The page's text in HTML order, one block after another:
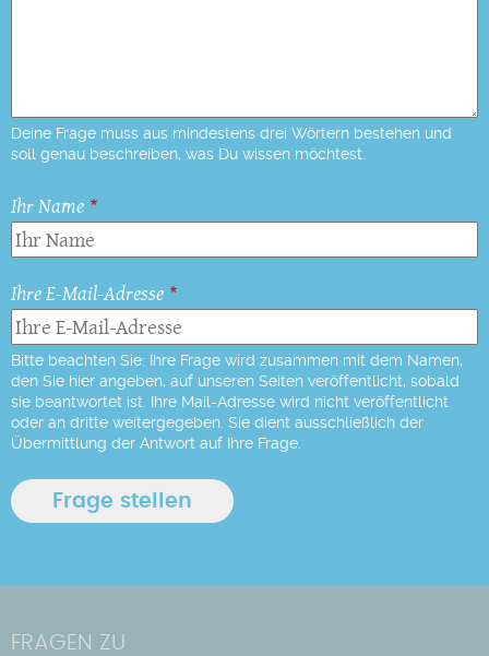
Deine Frage muss aus mindestens drei Wörtern bestehen und
soll genau beschreiben, was Du wissen möchtest.
Ihr Name
Ihre E-Mail-Adresse
Bitte beachten Sie: Ihre Frage wird zusammen mit dem Namen,
den Sie hier angeben, auf unseren Seiten veröffentlicht, sobald
sie beantwortet ist. Ihre Mail-Adresse wird nicht veröffentlicht
oder an dritte weitergegeben. Sie dient ausschließlich der
Übermittlung der Antwort auf Ihre Frage.
FRAGEN ZU